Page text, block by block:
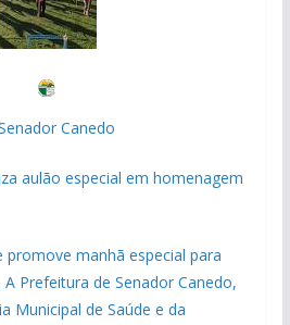
Canedo
aulão especial em homenagem
promove manhã especial para
Prefeitura de Senador Canedo,
Municipal de Saúde e da